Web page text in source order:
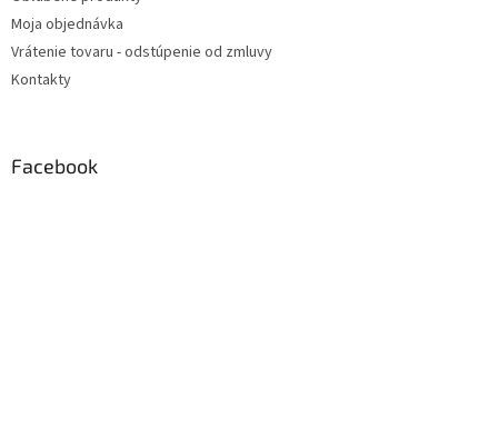
Moja objednávka
Vrátenie tovaru - odstúpenie od zmluvy
Kontakty
Facebook